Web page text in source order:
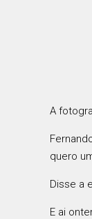
A
quero
Disse a
E ai